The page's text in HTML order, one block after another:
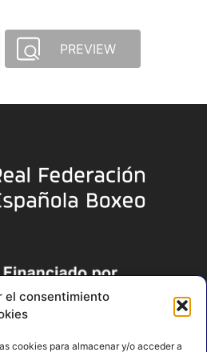
el consentimiento
cookies para almacenar y/o acceder a
PREVIEW